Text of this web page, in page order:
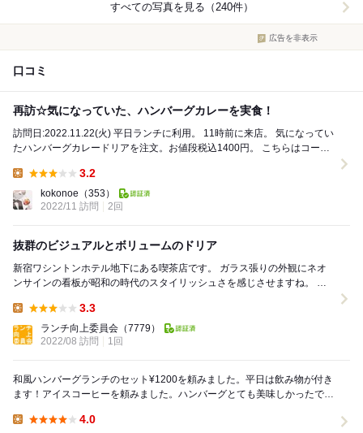
すべての写真を見る（240件）
広告を非表示
口コミ
再訪☆気になっていた、ハンバーグカレーを実食！
訪問日:2022.11.22(火) 平日ランチに利用。 11時前に来店。 気になってい
たハンバーグカレードリアを注文。お値段税込1400円。 こちらはコーヒ
3.2
kokonoe （353）
2022/11 訪問
2回
抜群のビジュアルとボリュームのドリア
新宿ワシントンホテル地下にある喫茶店です。 ガラス張りの外観にネオ
ンサインの看板が昭和の時代のスタイリッシュさを感じさせますね。 店
3.3
ランチ向上委員会 （7779）
2022/08 訪問
1回
和風ハンバーグランチのセット¥1200を頼みました。平日は飲み物が付き
ます！アイスコーヒーを頼みました。ハンバーグとても美味しかったで
4.0